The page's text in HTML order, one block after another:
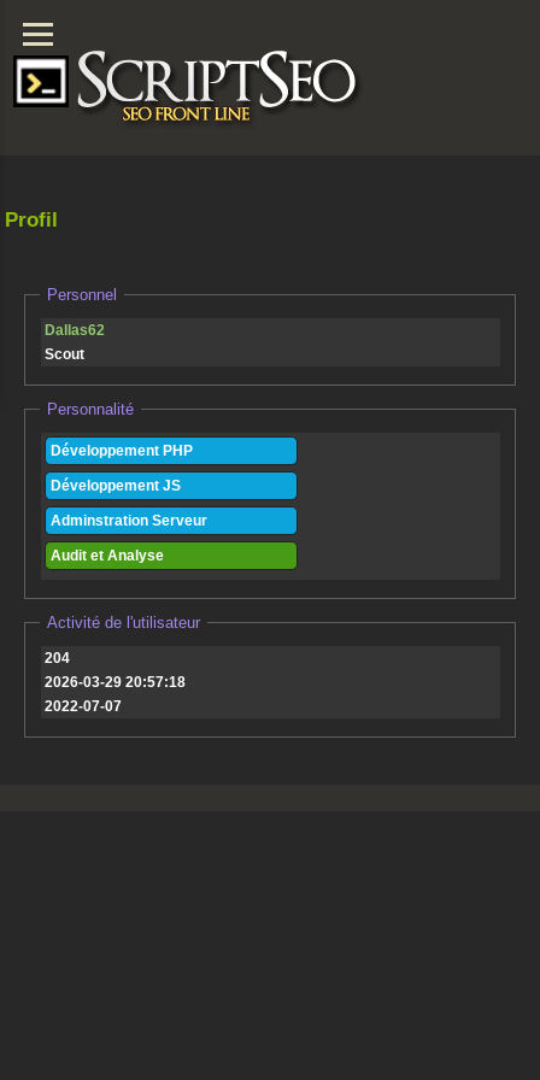
Profil
Personnel
Dallas62
Scout
Personnalité
Développement PHP
Développement JS
Adminstration Serveur
Audit et Analyse
Activité de l'utilisateur
204
2026-03-29 20:57:18
2022-07-07